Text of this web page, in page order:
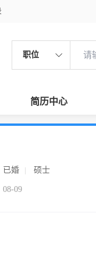
职位
简历中心
已婚 硕士
08-09